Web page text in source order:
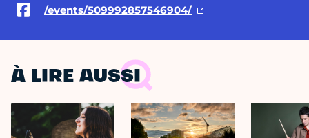
/events/509992857546904/
À LIRE AUSSI